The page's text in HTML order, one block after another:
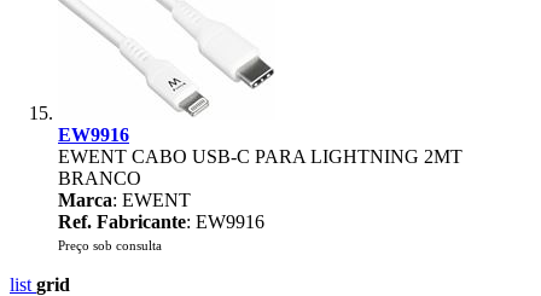
EW9916
EWENT CABO USB-C PARA LIGHTNING 2MT
BRANCO
Marca: EWENT
Ref. Fabricante: EW9916
Preço sob consulta
list grid